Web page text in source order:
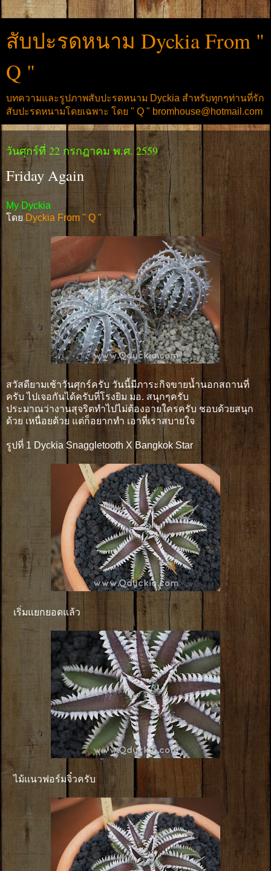
สับปะรดหนาม Dyckia From "
Q "
บทความและรูปภาพสับปะรดหนาม Dyckia สำหรับทุกๆท่านที่รัก
สับปะรดหนามโดยเฉพาะ โดย " Q " bromhouse@hotmail.com
วันศุกร์ที่ 22 กรกฎาคม พ.ศ. 2559
Friday Again
My Dyckia
โดย Dyckia From " Q "
สวัสดียามเช้าวันศุกร์ครับ วันนี้มีภาระกิจขายน้ำนอกสถานที่
ครับ ไปเจอกันได้ครับที่โรงยิม มอ. สนุกๆครับ
ประมาณว่างานสุจริตทำไปไม่ต้องอายใครครับ ชอบด้วยสนุก
ด้วย เหนื่อยด้วย แต่ก็อยากทำ เอาที่เราสบายใจ
รูปที่ 1 Dyckia Snaggletooth X Bangkok Star
เริ่มแยกยอดแล้ว
ไม้เเนวฟอร์มจิ๋วครับ